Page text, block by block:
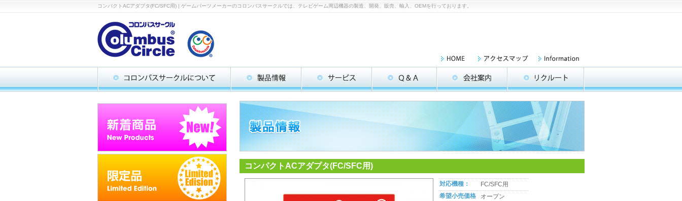
コンパクトACアダプタ(FC/SFC用) | ゲームパーツメーカーのコロンバスサークルでは、テレビゲーム周辺機器の製造、開発、販売、輸入、OEMを行っております。
コンパクトACアダプタ(FC/SFC用)
対応機種：
FC/SFC用
希望小売価格
オープン